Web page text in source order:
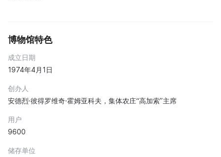
博物馆特色
成立日期
1974年4月1日
创办人
安德烈·彼得罗维奇·霍姆亚科夫，集体农庄“高加索”主席
用户
9600
储存单位